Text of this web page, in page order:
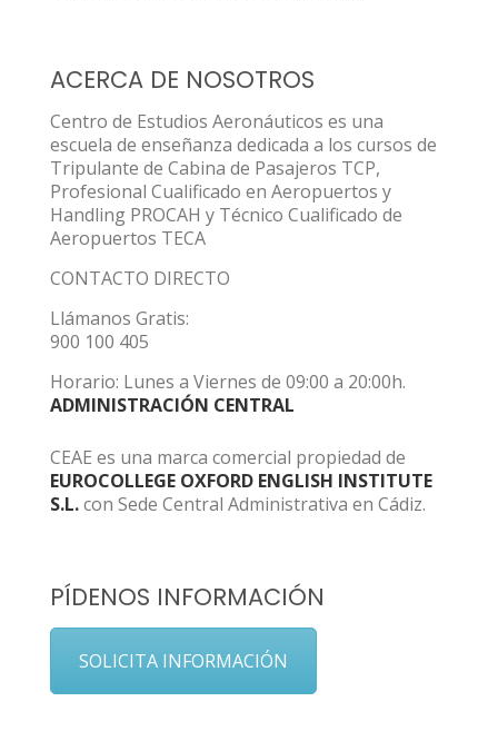
ACERCA DE NOSOTROS
Centro de Estudios Aeronáuticos es una
escuela de enseñanza dedicada a los cursos de
Tripulante de Cabina de Pasajeros TCP,
Profesional Cualificado en Aeropuertos y
Handling PROCAH y Técnico Cualificado de
Aeropuertos TECA
CONTACTO DIRECTO
Llámanos Gratis:
900 100 405
Horario: Lunes a Viernes de 09:00 a 20:00h.
ADMINISTRACIÓN CENTRAL
CEAE es una marca comercial propiedad de
EUROCOLLEGE OXFORD ENGLISH INSTITUTE
S.L.con Sede Central Administrativa en Cádiz.
PÍDENOS INFORMACIÓN
SOLICITA INFORMACIÓN